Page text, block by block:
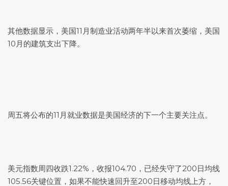
其他数据显示，美国11月制造业活动两年半以来首次萎缩，美国
10月的建筑支出下降。
周五将公布的11月就业数据是美国经济的下一个主要关注点。
美元指数周四收跌1.22%，收报104.70，已经失守了200日均线
105.56关键位置，如果不能快速回升至200日移动均线上方，